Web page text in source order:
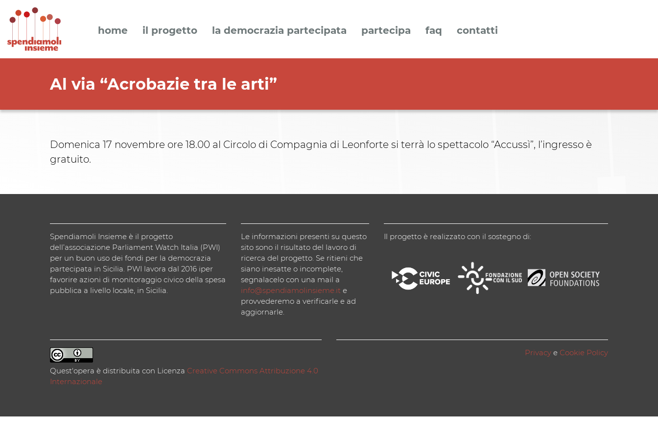
home il progetto la democrazia partecipata partecipa faq contatti
Al via “Acrobazie tra le arti”
Domenica 17 novembre ore 18.00 al Circolo di Compagnia di Leonforte si terrà lo spettacolo “Accussì”, l’ingresso è
gratuito.
Spendiamoli Insieme è il progetto
dell’associazione Parliament Watch Italia (PWI)
per un buon uso dei fondi per la democrazia
partecipata in Sicilia. PWI lavora dal 2016 iper
favorire azioni di monitoraggio civico della spesa
pubblica a livello locale, in Sicilia.
Le informazioni presenti su questo
sito sono il risultato del lavoro di
ricerca del progetto. Se ritieni che
siano inesatte o incomplete,
segnalacelo con una mail a
info@spendiamolinsieme.ite
provvederemo a verificarle e ad
aggiornarle.
Il progetto è realizzato con il sostegno di:
Quest'opera è distribuita con Licenza Creative Commons Attribuzione 4.0
Internazionale
Privacy e Cookie Policy